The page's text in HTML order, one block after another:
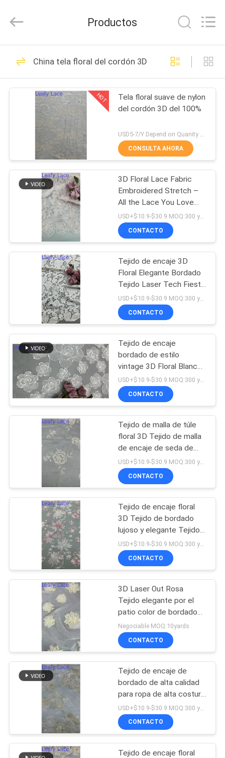
INICIO
PRODUCTOS
SOBRE
NOSOTROS
VISITA
FÁBRICA
CONTROL
CALIDAD
CONTACTO
NOTICIAS
SOLICITAR
UNA
COTIZACIÓN
POLÍTICA
PRIVACIDAD
Textiles
Rights
Tela bordada del
cordón
280
Tela bordada de la
lentejuela
194
Tela atada del
cordón
50
tela floral del
cordón 3D
47
ajuste del cordón
del poliéster
14
Tela bordada del
ojeteador
Tela del encaje
elástico
Productos
China tela floral del cordón 3D
HOT
Tela floral suave de nylon
del cordón 3D del 100%
USD5-7/Y Depend on Quanity MOQ:10yards
CONSULTA AHORA
3D Floral Lace Fabric
Embroidered Stretch –
All the Lace You Love
Sweet Dresses
CONTACTO
Tejido de encaje 3D
Floral Elegante Bordado
Tejido Laser Tech Fiesta
de lujo Tejido de encaje
CONTACTO
Tejido de encaje
bordado de estilo
vintage 3D Floral Blanco
Tulle encaje para
proyectos de boda de
novia
USD+$10.9-$30.9 MOQ:300 yardas
CONTACTO
Tejido de malla de túle
floral 3D Tejido de malla
de encaje de seda de
hojas
USD+$10.9-$30.9 MOQ:300 yardas
CONTACTO
Tejido de encaje floral
3D Tejido de bordado
lujoso y elegante Tejido
de bordado de alta
calidad Tejido de encaje
CONTACTO
3D Laser Out Rosa
Tejido elegante por el
patio color de bordado
Tejido de dama vestido
para marcas de ropa
Negociable MOQ:10yards
CONTACTO
Tejido de encaje de
bordado de alta calidad
para ropa de alta costura
Decorativo Tejido de
encaje bordado para
vestidos elegantes
CONTACTO
Tejido de encaje floral